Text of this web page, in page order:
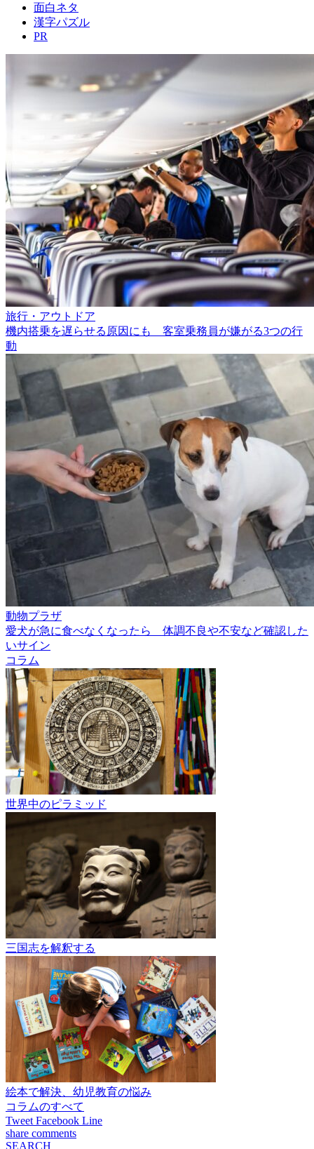
面白ネタ
漢字パズル
PR
旅行・アウトドア
機内搭乗を遅らせる原因にも 客室乗務員が嫌がる3つの行
動
動物プラザ
愛犬が急に食べなくなったら 体調不良や不安など確認した
いサイン
コラム
世界中のピラミッド
三国志を解釈する
絵本で解決、幼児教育の悩み
コラムのすべて
Tweet Facebook Line
share comments
SEARCH